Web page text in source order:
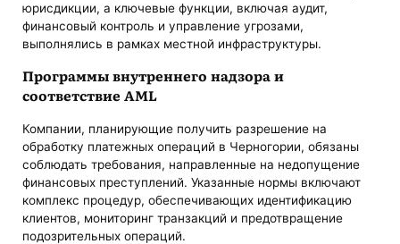
юрисдикции, а ключевые функции, включая аудит,
финансовый контроль и управление угрозами,
выполнялись в рамках местной инфраструктуры.
Программы внутреннего надзора и
соответствие AML
Компании, планирующие получить разрешение на
обработку платежных операций в Черногории, обязаны
соблюдать требования, направленные на недопущение
финансовых преступлений. Указанные нормы включают
комплекс процедур, обеспечивающих идентификацию
клиентов, мониторинг транзакций и предотвращение
подозрительных операций.